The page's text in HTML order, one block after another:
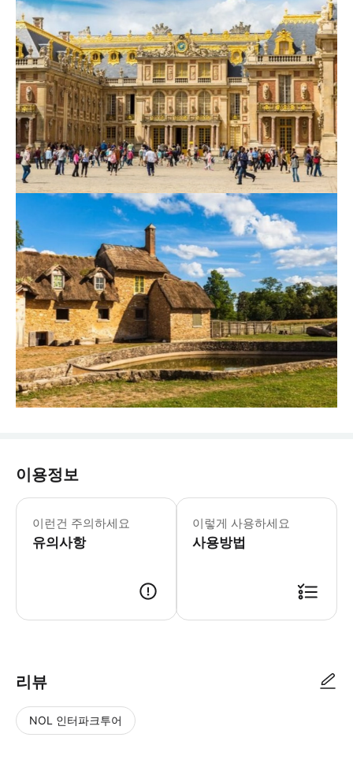
이용정보
이런건 주의하세요
유의사항
- 예약확정 * 예약 후 확정 여부를 바
- 예약 조건 및 유의사항 * 공지: 영
이렇게 사용하세요
사용방법
리뷰
NOL 인터파크투어